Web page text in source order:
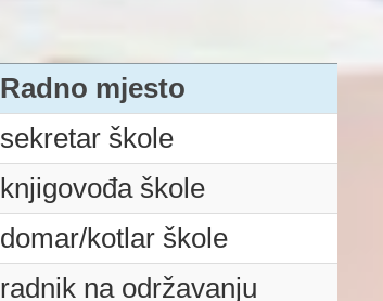
Radno mjesto
sekretar škole
knjigovođa škole
domar/kotlar škole
radnik na održavanju